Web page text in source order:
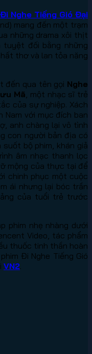
Đi Nghe Tiếng Gió Đại
mang đến một trạm
những drama xôi thịt
đối bằng những
thơ và lan tỏa năng
đến qua tên gọi Nghe
Mã , một nhạc sĩ trẻ
của sự nghiệp. Xách
Nam với mục đích ban
anh chàng lại vô tình
con người bản địa có
bộ phim, khán giả
âm nhạc thanh lọc
mộng của thực tại để
chinh phục một cuộc
ái nhưng lại bóc trần
của tuổi trẻ trước
phim nhẹ nhàng dưới
Video, tác phẩm
thuốc tinh thần hoàn
Đi Nghe Tiếng Gió
VN2.